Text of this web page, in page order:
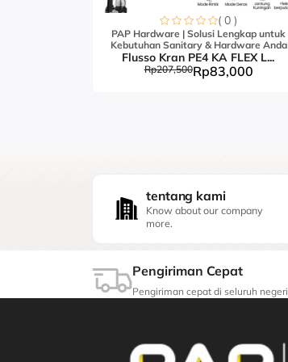
( 0 )
PAP Hardware | Solusi Lengkap untuk
Kebutuhan Sanitary & Hardware Anda
Flusso Kran PE4 KA FLEX L...
Rp207,500Rp83,000
tentang kami
Know about our company
more.
Pengiriman Cepat
Pengiriman cepat di seluruh negeri